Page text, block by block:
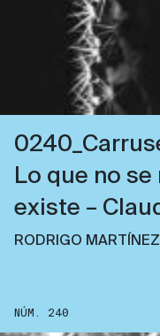
Lo que no
existe –
RODRIGO MARTÍNEZ
NÚM. 240